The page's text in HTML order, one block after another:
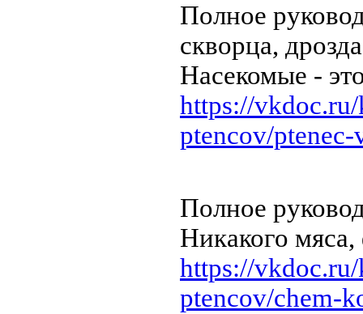
Полное
скворца,
Насекомые -
https://
ptencov/
Полное
Никакого
https://
ptencov/chem-